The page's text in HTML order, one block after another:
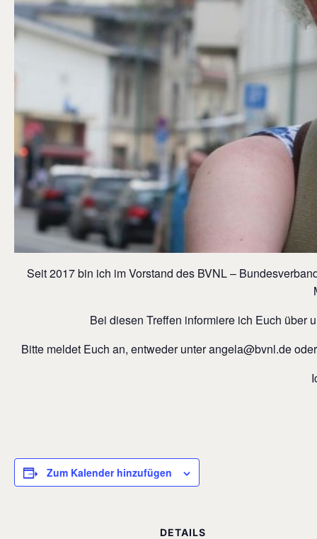
Seit 2017 bin ich im Vorstand des BVNL –
Bei diesen Treffen informiere ich Euch über
Bitte meldet Euch an, entweder unter angela@bvnl.de
Zum Kalender hinzufügen
DETAILS